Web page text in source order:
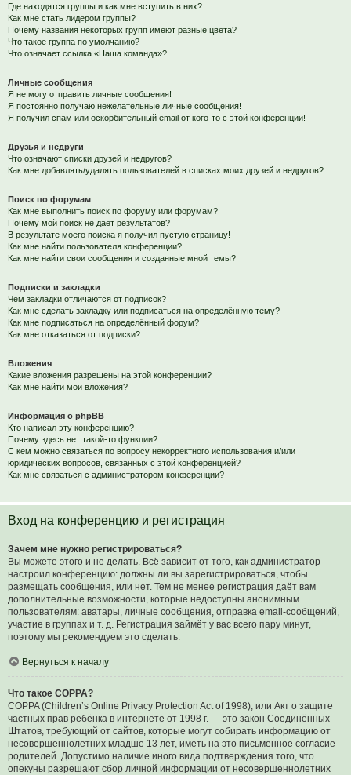
Где находятся группы и как мне вступить в них?
Как мне стать лидером группы?
Почему названия некоторых групп имеют разные цвета?
Что такое группа по умолчанию?
Что означает ссылка «Наша команда»?
Личные сообщения
Я не могу отправить личные сообщения!
Я постоянно получаю нежелательные личные сообщения!
Я получил спам или оскорбительный email от кого-то с этой конференции!
Друзья и недруги
Что означают списки друзей и недругов?
Как мне добавлять/удалять пользователей в списках моих друзей и недругов?
Поиск по форумам
Как мне выполнить поиск по форуму или форумам?
Почему мой поиск не даёт результатов?
В результате моего поиска я получил пустую страницу!
Как мне найти пользователя конференции?
Как мне найти свои сообщения и созданные мной темы?
Подписки и закладки
Чем закладки отличаются от подписок?
Как мне сделать закладку или подписаться на определённую тему?
Как мне подписаться на определённый форум?
Как мне отказаться от подписки?
Вложения
Какие вложения разрешены на этой конференции?
Как мне найти мои вложения?
Информация о phpBB
Кто написал эту конференцию?
Почему здесь нет такой-то функции?
С кем можно связаться по вопросу некорректного использования и/или
юридических вопросов, связанных с этой конференцией?
Как мне связаться с администратором конференции?
Вход на конференцию и регистрация
Зачем мне нужно регистрироваться?
Вы можете этого и не делать. Всё зависит от того, как администратор
настроил конференцию: должны ли вы зарегистрироваться, чтобы
размещать сообщения, или нет. Тем не менее регистрация даёт вам
дополнительные возможности, которые недоступны анонимным
пользователям: аватары, личные сообщения, отправка email-сообщений,
участие в группах и т. д. Регистрация займёт у вас всего пару минут,
поэтому мы рекомендуем это сделать.
Вернуться к началу
Что такое COPPA?
COPPA (Children’s Online Privacy Protection Act of 1998), или Акт о защите
частных прав ребёнка в интернете от 1998 г. — это закон Соединённых
Штатов, требующий от сайтов, которые могут собирать информацию от
несовершеннолетних младше 13 лет, иметь на это письменное согласие
родителей. Допустимо наличие иного вида подтверждения того, что
опекуны разрешают сбор личной информации от несовершеннолетних